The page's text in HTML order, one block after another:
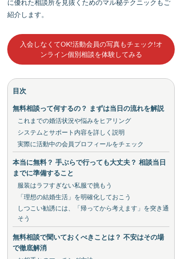
に優れた相談所を見抜くためのマル秘テクニックもご
紹介します。
入会しなくてOK!活動会員の写真もチェック!オ
ンライン個別相談を体験してみる
目次
無料相談って何するの？ まずは当日の流れを解説
これまでの婚活状況や悩みをヒアリング
システムとサポート内容を詳しく説明
実際に活動中の会員プロフィールをチェック
本当に無料？ 手ぶらで行っても大丈夫？ 相談当日
までに準備すること
服装はラフすぎない私服で挑もう
「理想の結婚生活」を明確化しておこう
しつこい勧誘には、「帰ってから考えます」を突き通
そう
無料相談で聞いておくべきことは？ 不安はその場
で徹底解消